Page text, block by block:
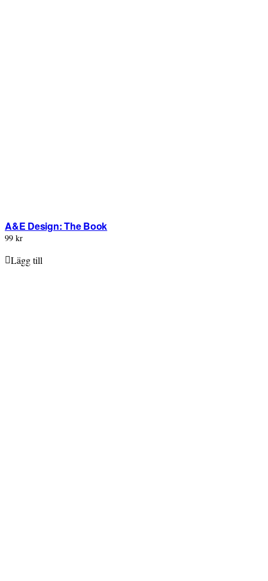
A&E Design: The Book
99 kr
Lägg till